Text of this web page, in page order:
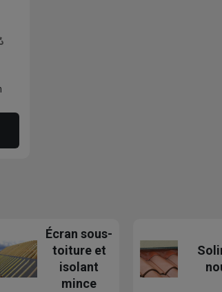
Écran sous-
toiture et
isolant
mince